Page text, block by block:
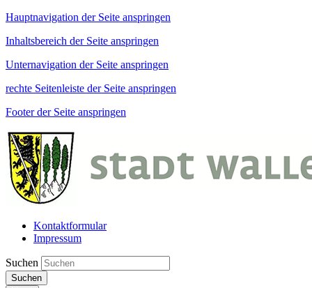
Hauptnavigation der Seite anspringen
Inhaltsbereich der Seite anspringen
Unternavigation der Seite anspringen
rechte Seitenleiste der Seite anspringen
Footer der Seite anspringen
Kontaktformular
Impressum
Suchen
Suchen